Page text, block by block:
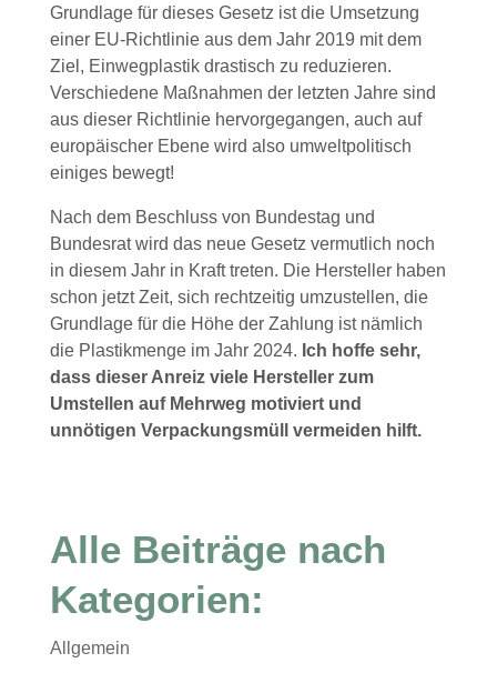
Grundlage für dieses Gesetz ist die Umsetzung
einer EU-Richtlinie aus dem Jahr 2019 mit dem
Ziel, Einwegplastik drastisch zu reduzieren.
Verschiedene Maßnahmen der letzten Jahre sind
aus dieser Richtlinie hervorgegangen, auch auf
europäischer Ebene wird also umweltpolitisch
einiges bewegt!
Nach dem Beschluss von Bundestag und
Bundesrat wird das neue Gesetz vermutlich noch
in diesem Jahr in Kraft treten. Die Hersteller haben
schon jetzt Zeit, sich rechtzeitig umzustellen, die
Grundlage für die Höhe der Zahlung ist nämlich
die Plastikmenge im Jahr 2024. Ich hoffe sehr,
dass dieser Anreiz viele Hersteller zum
Umstellen auf Mehrweg motiviert und
unnötigen Verpackungsmüll vermeiden hilft.
Alle Beiträge nach
Kategorien:
Allgemein